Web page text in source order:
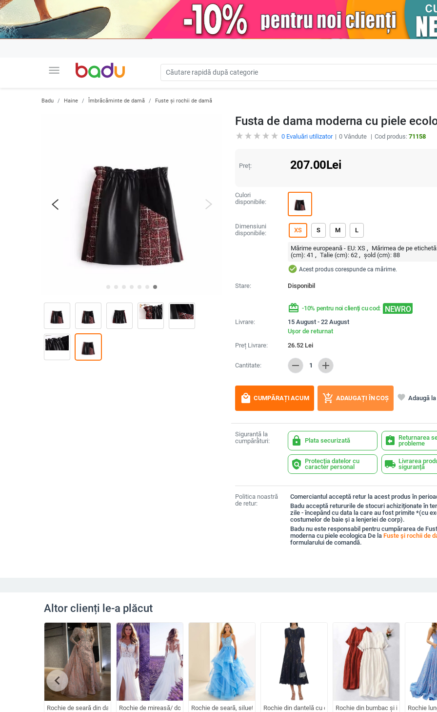
menu
Badu Haine Îmbrăcăminte de damă Fuste și rochii de damă
Fusta de dama moderna cu piele
0Evaluări utilizator 0Vândute Cod produs: 71158
Preț: 207.00Lei
Culori
disponibile:
Dimensiuni
disponibile:
XS S M L
Mărime europeană - EU: XS Mărimea de pe
(cm): 41 Talie (cm): 62 șold (cm): 88
check_circle Acest produs corespunde ca mărime.
Stare: Disponibil
redeem -10% pentru noi clienți cu cod: NEWRO
Livrare:
15 August - 22 August
Ușor de returnat
Preț Livrare:
26.52Lei
Cantitate: remove 1 add
local_mall CUMPĂRAȚI ACUM add_shopping_cart ADAUGAȚI ÎN COȘ favorite Adaugă
Siguranță la
cumpărături:
lock Plata securizată assignment_return Returnarea
probleme
policy Protecția datelor cu
caracter personal
local_shipping Livrarea
siguranță
Politica noastră
de retur:
Comerciantul acceptă retur la acest produs în
Badu acceptă retururile de stocuri achiziționate în
zile - începând cu data la care au fost primite *(cu
costumelor de baie și a lenjeriei de corp).
Badu nu este responsabil pentru cumpărarea de
moderna cu piele ecologica De la Fuste și rochii de
formularului de comandă.
Altor clienți le-a plăcut
Rochie de seară din dantelă cu decolteu în V, mâneci lungi, talie înaltă, croială prințesă, tren lung
Rochie de mireasă/ domnișoară de onoare din dantelă, mâneci lungi, decolteu adânc în V, despicare, tren mic, 95%
Rochie de seară, siluetă în formă de A, bretele subțiri tip spaghetti, fără mâneci, fustă
Rochie din dantelă cu decolteu decorat cu diamante, croială
Rochie din bumbac și in, cu model
Rochie
chevron_left